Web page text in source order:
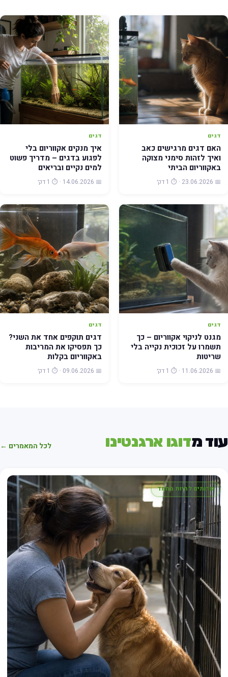
דגים
האם דגים מרגישים כאב
ואיך לזהות סימני מצוקה
באקווריום הביתי
📅 23.06.2026 · ⏱️ 1 דק׳
דגים
איך מנקים אקווריום בלי
לפגוע בדגים – מדריך פשוט
למים נקיים ובריאים
📅 14.06.2026 · ⏱️ 1 דק׳
דגים
מגנט לניקוי אקווריום – כך
תשמרו על זכוכית נקייה בלי
שריטות
📅 11.06.2026 · ⏱️ 1 דק׳
דגים
דגים תוקפים אחד את השני?
כך תפסיקו את המריבות
באקווריום בקלות
📅 09.06.2026 · ⏱️ 1 דק׳
מדוגו ארגנטינו לכל המאמרים ←
שרותים לחיות מחמד